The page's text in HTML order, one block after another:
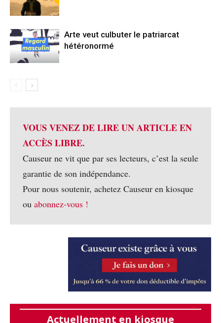
Arte veut culbuter le patriarcat
hétéronormé
VOUS VENEZ DE LIRE UN ARTICLE EN
ACCÈS LIBRE.
Causeur ne vit que par ses lecteurs, c’est la seule
garantie de son indépendance.
Pour nous soutenir, achetez Causeur en kiosque
ou abonnez-vous !
Actuellement en kiosque